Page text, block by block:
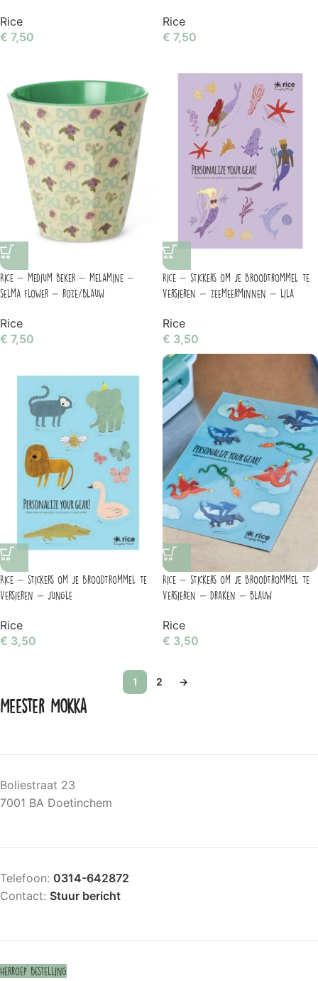
Rice
€ 7,50
Rice
€ 7,50
Rice – medium beker – melamine –
selma flower – roze/blauw
Rice
€ 7,50
Rice – stickers om je broodtrommel te
versieren – zeemeerminnen – lila
Rice
€ 3,50
Rice – stickers om je broodtrommel te
versieren – jungle
Rice
€ 3,50
Rice – stickers om je broodtrommel te
versieren – draken – blauw
Rice
€ 3,50
1 2 →
Meester Mokka
Boliestraat 23
7001 BA Doetinchem
Telefoon: 0314-642872
Contact: Stuur bericht
Herroep bestelling